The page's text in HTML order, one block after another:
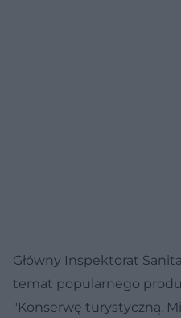
Główny Inspektorat
temat popularnego
"Konserwę turystyczną.